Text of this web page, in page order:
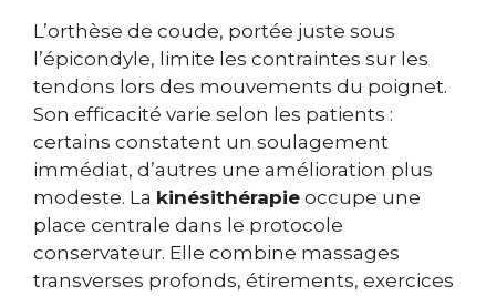
L’orthèse de coude, portée juste sous
l’épicondyle, limite les contraintes sur les
tendons lors des mouvements du poignet.
Son efficacité varie selon les patients :
certains constatent un soulagement
immédiat, d’autres une amélioration plus
modeste. La kinésithérapie occupe une
place centrale dans le protocole
conservateur. Elle combine massages
transverses profonds, étirements, exercices